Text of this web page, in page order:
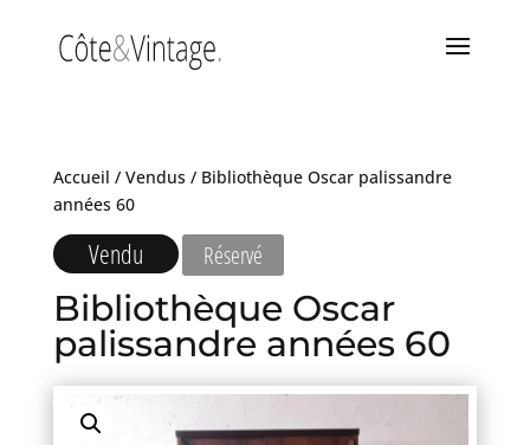
Accueil / Vendus/ Bibliothèque Oscar palissandre
années 60
Vendu Réservé
Bibliothèque Oscar
palissandre années 60